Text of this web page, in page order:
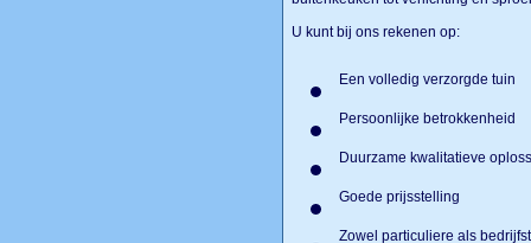
U kunt bij ons rekenen op:
Een volledig verzorgde tuin
Persoonlijke betrokkenheid
Duurzame kwalitatieve
Goede prijsstelling